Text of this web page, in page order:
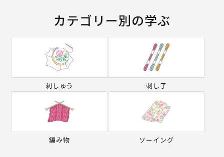
カテゴリー別の学ぶ
刺しゅう 刺し子
編み物 ソーイング